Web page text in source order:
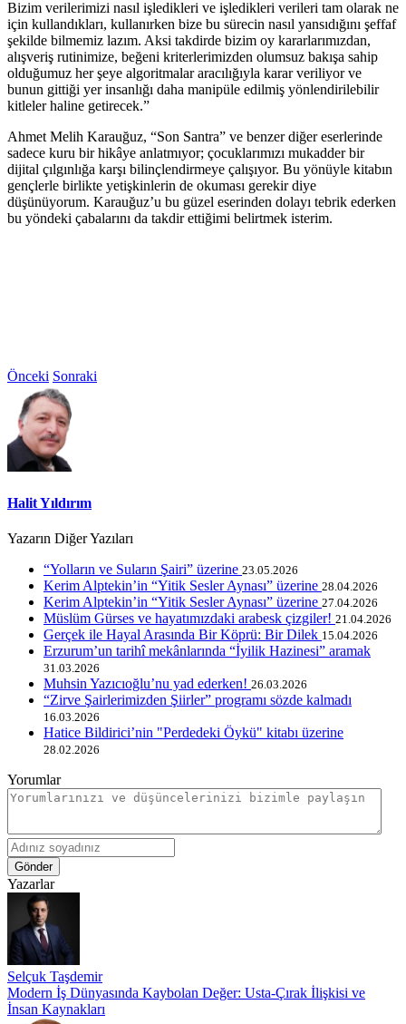
Bizim verilerimizi nasıl işledikleri ve işledikleri verileri tam olarak ne
için kullandıkları, kullanırken bize bu sürecin nasıl yansıdığını şeffaf
şekilde bilmemiz lazım. Aksi takdirde bizim oy kararlarımızdan,
alışveriş rutinimize, beğeni kriterlerimizden olumsuz bakışa sahip
olduğumuz her şeye algoritmalar aracılığıyla karar veriliyor ve
bunun gittiği yer insanlığı daha manipüle edilmiş yönlendirilebilir
kitleler haline getirecek.”
Ahmet Melih Karauğuz, “Son Santra” ve benzer diğer eserlerinde
sadece kuru bir hikâye anlatmıyor; çocuklarımızı mukadder bir
dijital çılgınlığa karşı bilinçlendirmeye çalışıyor. Bu yönüyle kitabın
gençlerle birlikte yetişkinlerin de okuması gerekir diye
düşünüyorum. Karauğuz’u bu güzel eserinden dolayı tebrik ederken
bu yöndeki çabalarını da takdir ettiğimi belirtmek isterim.
Önceki Sonraki
Halit Yıldırım
Yazarın Diğer Yazıları
“Yolların ve Suların Şairi” üzerine 23.05.2026
Kerim Alptekin’in “Yitik Sesler Aynası” üzerine 28.04.2026
Kerim Alptekin’in “Yitik Sesler Aynası” üzerine 27.04.2026
Müslüm Gürses ve hayatımızdaki arabesk çizgiler! 21.04.2026
Gerçek ile Hayal Arasında Bir Köprü: Bir Dilek 15.04.2026
Erzurum’un tarihî mekânlarında “İyilik Hazinesi” aramak
31.03.2026
Muhsin Yazıcıoğlu’nu yad ederken! 26.03.2026
“Zirve Şairlerimizden Şiirler” programı sözde kalmadı
16.03.2026
Hatice Bildirici’nin "Perdedeki Öykü" kitabı üzerine
28.02.2026
Yorumlar
Gönder
Yazarlar
Selçuk Taşdemir
Modern İş Dünyasında Kaybolan Değer: Usta-Çırak İlişkisi ve
İnsan Kaynakları